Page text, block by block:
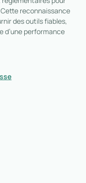
reconnaissance
des outils fiables,
d’une performance